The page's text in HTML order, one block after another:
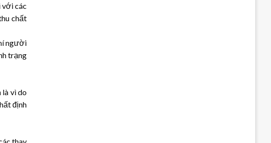
với các
chất
người
trạng
là vì do
định